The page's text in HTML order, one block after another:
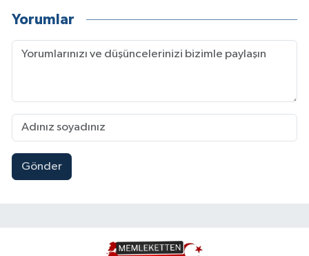
Yorumlar
Gönder